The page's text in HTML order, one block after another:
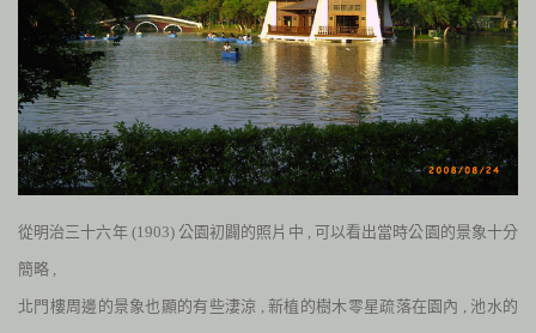
從明治三十六年(1903) 公園初闢的照片中 , 可以看出當時公園的景象十分
簡略 ,
北門樓周邊的景象也顯的有些淒涼 ,新植的樹木零星疏落在園內 , 池水的